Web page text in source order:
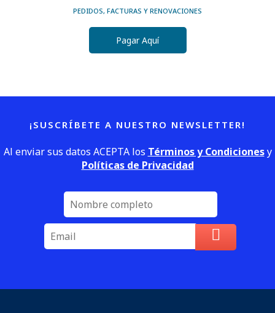
PEDIDOS, FACTURAS Y RENOVACIONES
Pagar Aquí
¡SUSCRÍBETE A NUESTRO NEWSLETTER!
Al enviar sus datos ACEPTA los Términos y Condicionesy
Políticas de Privacidad